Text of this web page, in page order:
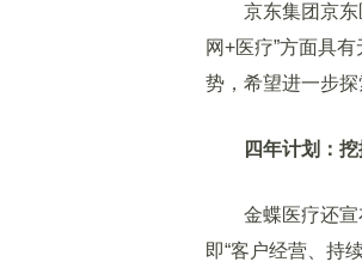
京东集团京东医
网+医疗”方面具
势，希望进一步探
四年计划：
金蝶医疗还宣布
即“客户经营、持